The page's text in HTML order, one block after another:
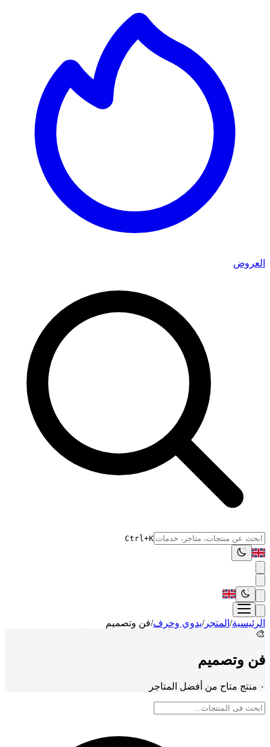
العروض
Ctrl+K
الرئيسية/ المتجر/يدوي وحرف/فن وتصميم
🎨
فن وتصميم
٠ منتج متاح من أفضل المتاجر